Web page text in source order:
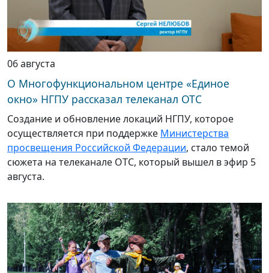
06 августа
О Многофункциональном центре «Единое
окно» НГПУ рассказал телеканал ОТС
Создание и обновление локаций НГПУ, которое
осуществляется при поддержке Министерства
просвещения Российской Федерации, стало темой
сюжета на телеканале ОТС, который вышел в эфир 5
августа.